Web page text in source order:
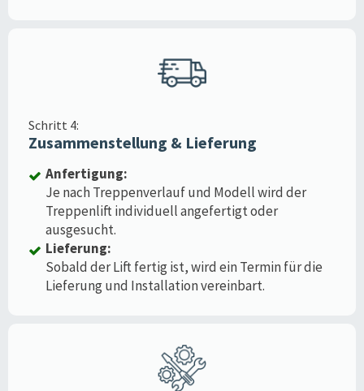
Schritt 4:
Zusammenstellung & Lieferung
Anfertigung:
Je nach Treppenverlauf und Modell wird der
Treppenlift individuell angefertigt oder
ausgesucht.
Lieferung:
Sobald der Lift fertig ist, wird ein Termin für die
Lieferung und Installation vereinbart.